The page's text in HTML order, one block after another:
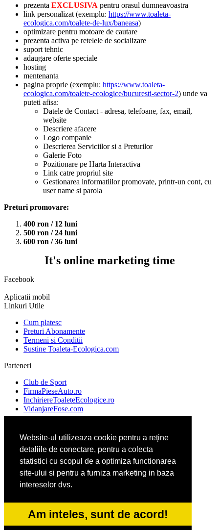
Website-ul utilizeaza cookie pentru a reţine
detaliile de conectare, pentru a colecta
statistici cu scopul de a optimiza functionarea
site-ului si pentru a furniza marketing in baza
intereselor dvs.
Am inteles, sunt de acord!
prezenta EXCLUSIVA pentru orasul dumneavoastra
link personalizat (exemplu: https://www.toaleta-
ecologica.com/toalete-de-lux/baneasa)
optimizare pentru motoare de cautare
prezenta activa pe retelele de socializare
suport tehnic
adaugare oferte speciale
hosting
mentenanta
pagina proprie (exemplu: https://www.toaleta-
ecologica.com/toalete-ecologice/bucuresti-sector-2) unde va
puteti afisa:
Datele de Contact - adresa, telefoane, fax, email,
website
Descriere afacere
Logo companie
Descrierea Serviciilor si a Preturilor
Galerie Foto
Pozitionare pe Harta Interactiva
Link catre propriul site
Gestionarea informatiilor promovate, printr-un cont, cu
user name si parola
Preturi promovare:
400 ron / 12 luni
500 ron / 24 luni
600 ron / 36 luni
It's online marketing time
Facebook
Aplicatii mobil
Linkuri Utile
Cum platesc
Preturi Abonamente
Termeni si Conditii
Sustine Toaleta-Ecologica.com
Parteneri
Club de Sport
FirmaPieseAuto.ro
InchiriereToaleteEcologice.ro
VidanjareFose.com
Ambalaje Romania
Apicultorul.com
Cabinet-Individual.ro
CentruInchirieri.ro
ConstructiiHaleMetalice.ro
FirmaDeratizare.ro
InstructorScoalaAuto.ro
SalonFrizerieCanina.com